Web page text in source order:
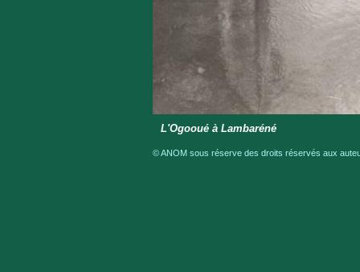
L'Ogooué à Lambaréné
© ANOM sous réserve des droits réservés aux